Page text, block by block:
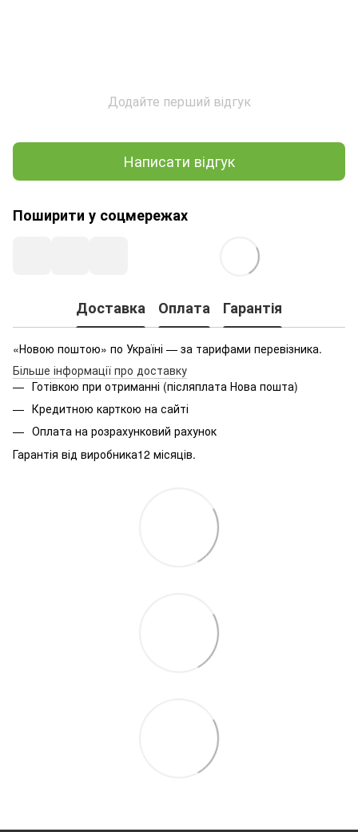
Додайте перший відгук
Написати відгук
Поширити у соцмережах
Доставка Оплата Гарантія
«Новою поштою» по Україні — за тарифами перевізника.
Більше інформації про доставку
Готівкою при отриманні (післяплата Нова пошта)
Кредитною карткою на сайті
Оплата на розрахунковий рахунок
Гарантія від виробника12 місяців.